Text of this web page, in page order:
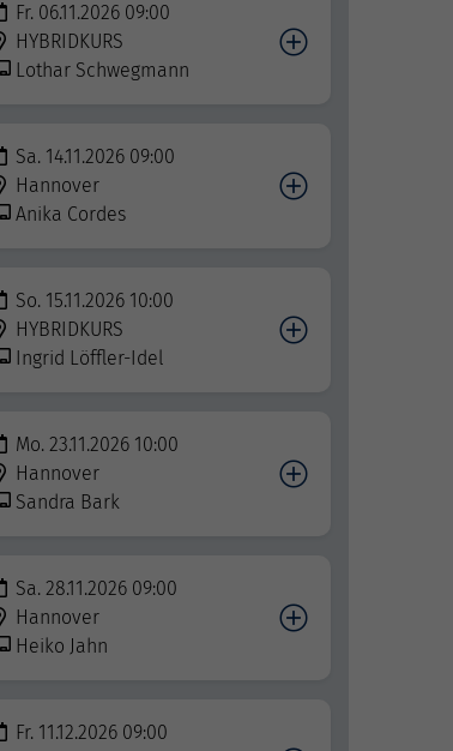
Fr. 06.11.2026 09:00
HYBRIDKURS
Lothar Schwegmann
Sa. 14.11.2026 09:00
Hannover
Anika Cordes
So. 15.11.2026 10:00
HYBRIDKURS
Ingrid Löffler-Idel
Mo. 23.11.2026 10:00
Hannover
Sandra Bark
Sa. 28.11.2026 09:00
Hannover
Heiko Jahn
Fr. 11.12.2026 09:00